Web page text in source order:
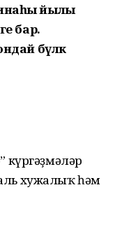
йылы
бар.
бүләк
күргәҙмәләр
хужалыҡ һәм